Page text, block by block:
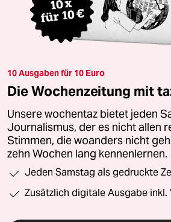
10 Ausgaben für 10 Euro
Die Wochenzeitung mit
Unsere wochentaz bietet jeden
Journalismus, der es nicht allen
Stimmen, die woanders nicht
zehn Wochen lang kennenlernen.
Jeden Samstag als gedruckte
Zusätzlich digitale Ausgabe inkl.